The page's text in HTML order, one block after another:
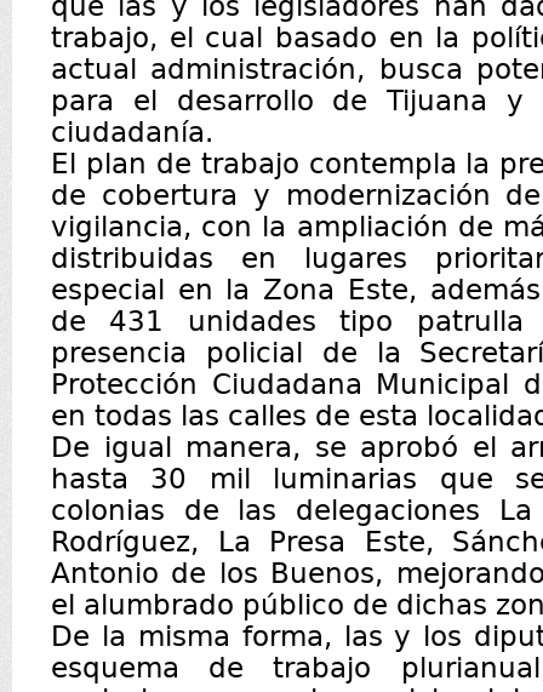
trabajo, el cual basado en la
actual administración, busca
para el desarrollo de Tijuana
ciudadanía.
El plan de trabajo contempla la
de cobertura y modernización
vigilancia, con la ampliación de
distribuidas en lugares
especial en la Zona Este,
de 431 unidades tipo patrulla
presencia policial de la
Protección Ciudadana Municipal
en todas las calles de esta
De igual manera, se aprobó el
hasta 30 mil luminarias que
colonias de las delegaciones
Rodríguez, La Presa Este,
Antonio de los Buenos,
el alumbrado público de dichas
De la misma forma, las y los
esquema de trabajo